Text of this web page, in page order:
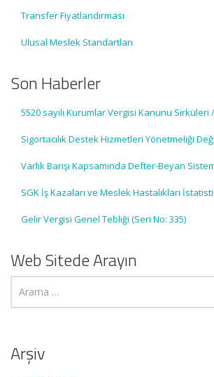
Transfer Fiyatlandırması
Ulusal Meslek Standartları
Son Haberler
5520 sayılı Kurumlar Vergisi Kanunu Sirküleri
Sigortacılık Destek Hizmetleri Yönetmeliği
Varlık Barışı Kapsamında Defter-Beyan
SGK İş Kazaları ve Meslek Hastalıkları
Gelir Vergisi Genel Tebliği (Seri No: 335)
Web Sitede Arayın
Arşiv